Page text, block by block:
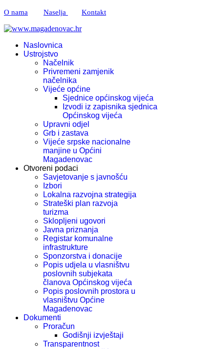
O nama Naselja Kontakt
Naslovnica
Ustrojstvo
Načelnik
Privremeni zamjenik
načelnika
Vijeće općine
Sjednice općinskog vijeća
Izvodi iz zapisnika sjednica
Općinskog vijeća
Upravni odjel
Grb i zastava
Vijeće srpske nacionalne
manjine u Općini
Magadenovac
Otvoreni podaci
Savjetovanje s javnošću
Izbori
Lokalna razvojna strategija
Strateški plan razvoja
turizma
Sklopljeni ugovori
Javna priznanja
Registar komunalne
infrastrukture
Sponzorstva i donacije
Popis udjela u vlasništvu
poslovnih subjekata
članova Općinskog vijeća
Popis poslovnih prostora u
vlasništvu Općine
Magadenovac
Dokumenti
Proračun
Godišnji izvještaji
Transparentnost